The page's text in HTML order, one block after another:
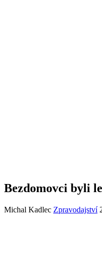
Bezdomovci byli
Michal Kadlec Zpravodajství